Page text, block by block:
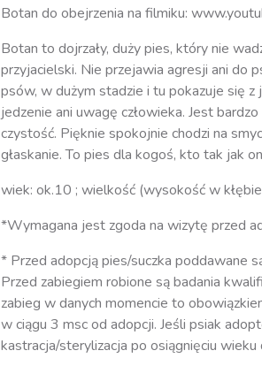
Botan do obejrzenia na filmiku:
Botan to dojrzały, duży pies, który nie
przyjacielski. Nie przejawia agresji ani do
psów, w dużym stadzie i tu pokazuje się
jedzenie ani uwagę człowieka. Jest
czystość. Pięknie spokojnie chodzi na
głaskanie. To pies dla kogoś, kto tak jak
wiek: ok.10 ; wielkość (wysokość w
*Wymagana jest zgoda na wizytę przed
* Przed adopcją pies/suczka poddawane
Przed zabiegiem robione są badania
zabieg w danych momencie to
w ciągu 3 msc od adopcji. Jeśli psiak
kastracja/sterylizacja po osiągnięciu wieku